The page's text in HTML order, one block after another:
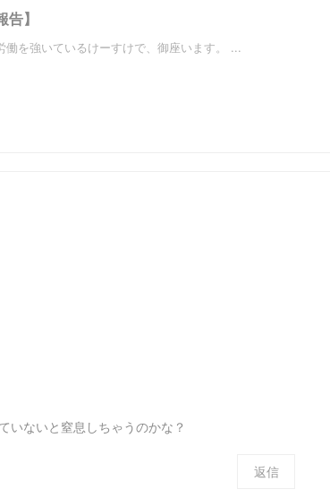
】
を強いているけーすけで、御座います。 ...
いないと窒息しちゃうのかな？
返信